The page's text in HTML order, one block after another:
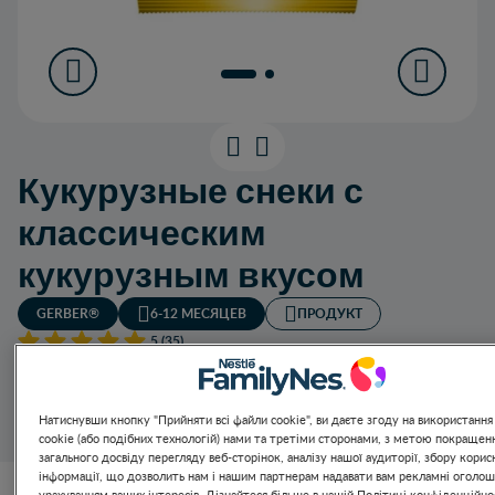
Кукурузные снеки с
классическим
кукурузным вкусом
GERBER® 6-12 МЕСЯЦЕВ
ПРОДУКТ
5 (35)
Первый детский перекус для комфортной прорезки
зубов, который легко жевать и легко тает ворту.
Правильный размер, который можно подобрать
маленькими пальчиками.
Натиснувши кнопку "Прийняти всі файли cookie", ви даєте згоду на використання
cookie (або подібних технологій) нами та третіми сторонами, з метою
загального досвіду перегляду веб-сторінок, аналізу нашої аудиторії, збору
інформації, що дозволить нам і нашим партнерам надавати вам рекламні